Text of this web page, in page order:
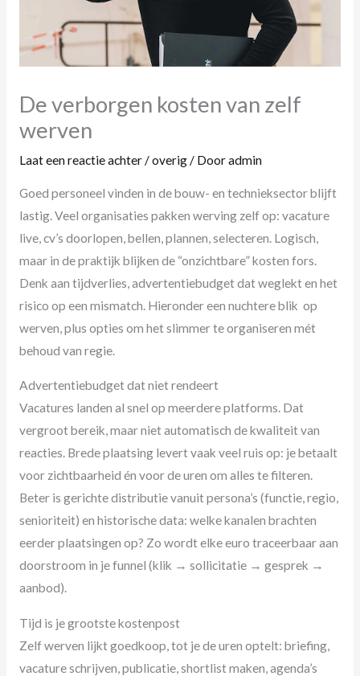
De verborgen kosten van zelf
werven
Laat een reactie achter/overig/ Dooradmin
Goed personeel vinden in de bouw- en technieksector blijft
lastig. Veel organisaties pakken werving zelf op: vacature
live, cv’s doorlopen, bellen, plannen, selecteren. Logisch,
maar in de praktijk blijken de “onzichtbare” kosten fors.
Denk aan tijdverlies, advertentiebudget dat weglekt en het
risico op een mismatch. Hieronder een nuchtere blik op
werven, plus opties om het slimmer te organiseren mét
behoud van regie.
Advertentiebudget dat niet rendeert
Vacatures landen al snel op meerdere platforms. Dat
vergroot bereik, maar niet automatisch de kwaliteit van
reacties. Brede plaatsing levert vaak veel ruis op: je betaalt
voor zichtbaarheid én voor de uren om alles te filteren.
Beter is gerichte distributie vanuit persona’s (functie, regio,
senioriteit) en historische data: welke kanalen brachten
eerder plaatsingen op? Zo wordt elke euro traceerbaar aan
doorstroom in je funnel (klik → sollicitatie → gesprek →
aanbod).
Tijd is je grootste kostenpost
Zelf werven lijkt goedkoop, tot je de uren optelt: briefing,
vacature schrijven, publicatie, shortlist maken, agenda’s